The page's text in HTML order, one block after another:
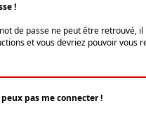
!
de passe ne peut être
et vous devriez pouvoir vous
pas me connecter !